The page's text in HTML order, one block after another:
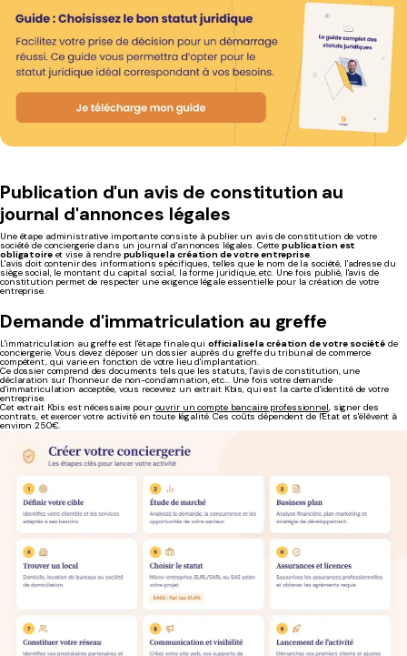
Publication d'un avis de constitution au
journal d'annonces légales
Une étape administrative importante consiste à publier un avis de constitution de votre
société de conciergerie dans un journal d'annonces légales. Cettepublication est
obligatoireet vise à rendre publique la création de votre entreprise.
L'avis doit contenir des informations spécifiques, telles que le nom de la société, l'adresse du
siège social, le montant du capital social, la forme juridique, etc. Une fois publié, l'avis de
constitution permet de respecter une exigence légale essentielle pour la création de votre
entreprise.
Demande d'immatriculation au greffe
L'immatriculation au greffe est l'étape finale qui officialise la création de votre société de
conciergerie. Vous devez déposer un dossier auprès du greffe du tribunal de commerce
compétent, qui varie en fonction de votre lieu d'implantation.
Ce dossier comprend des documents tels que les statuts, l'avis de constitution, une
déclaration sur l'honneur de non-condamnation, etc... Une fois votre demande
d'immatriculation acceptée, vous recevrez un extrait Kbis, qui est la carte d'identité de votre
entreprise.
Cet extrait Kbis est nécessaire pour ouvrir un compte bancaire professionnel, signer des
contrats, et exercer votre activité en toute légalité. Ces coûts dépendent de l'Etat et s'élèvent à
environ 250€.